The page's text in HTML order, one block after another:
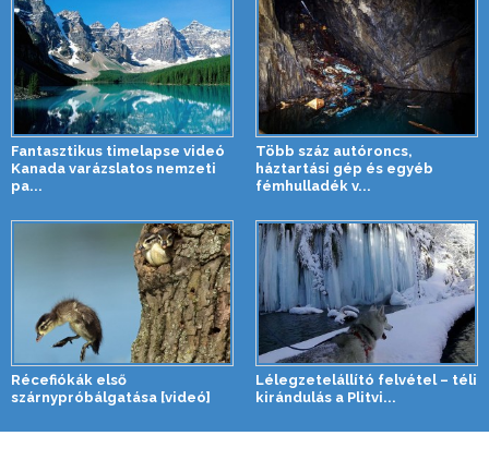
Fantasztikus timelapse videó
Kanada varázslatos nemzeti
pa...
Több száz autóroncs,
háztartási gép és egyéb
fémhulladék v...
Récefiókák első
szárnypróbálgatása [videó]
Lélegzetelállító felvétel – téli
kirándulás a Plitvi...